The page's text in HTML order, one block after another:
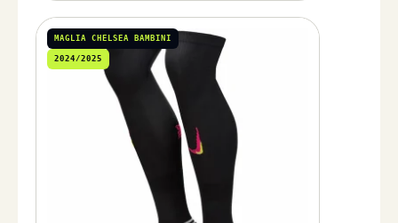
MAGLIA CHELSEA BAMBINI
2024/2025